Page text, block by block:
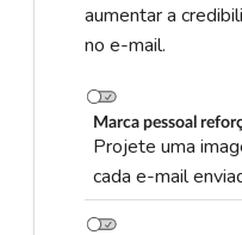
aumentar a
no e-mail.
Marca pessoal
Projete uma
cada e-mail